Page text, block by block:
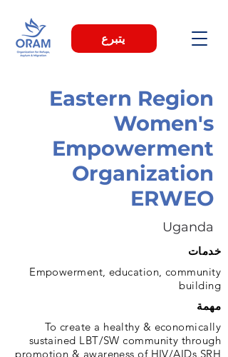
يتبرع
Eastern Region
Women's
Empowerment
Organization
ERWEO
Uganda
خدمات
Empowerment, education, community
building
مهمة
To create a healthy & economically
sustained LBT/SW community through
promotion & awareness of HIV/AIDs,SRH